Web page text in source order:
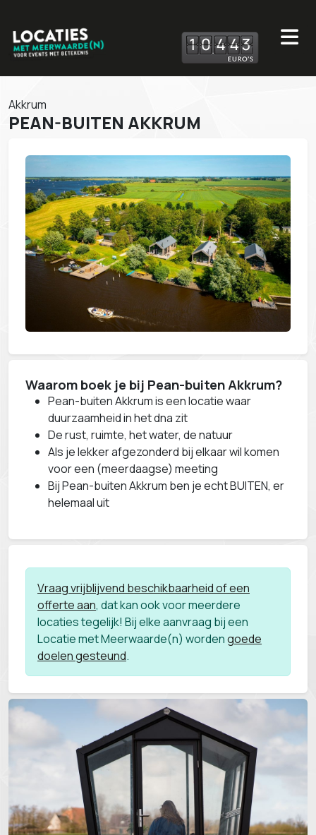
10 443
Akkrum
PEAN-BUITEN AKKRUM
Waarom boek je bij Pean-buiten Akkrum?
Pean-buiten Akkrum is een locatie waar
duurzaamheid in het dna zit
De rust, ruimte, het water, de natuur
Als je lekker afgezonderd bij elkaar wil komen
voor een (meerdaagse) meeting
Bij Pean-buiten Akkrum ben je echt BUITEN, er
helemaal uit
Vraag vrijblijvend beschikbaarheid of een
offerte aan, dat kan ook voor meerdere
locaties tegelijk! Bij elke aanvraag bij een
Locatie met Meerwaarde(n) wordengoede
doelen gesteund.